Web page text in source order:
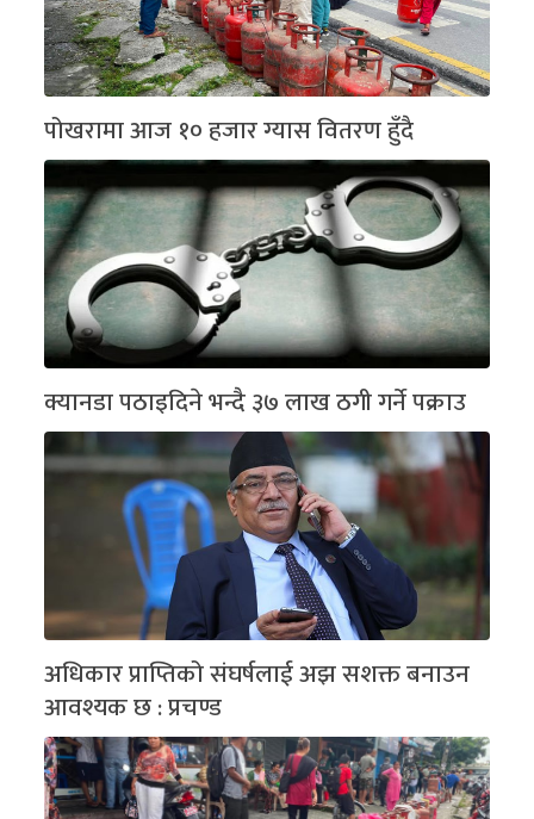
पोखरामा आज १० हजार ग्यास वितरण हुँदै
क्यानडा पठाइदिने भन्दै ३७ लाख ठगी गर्ने पक्राउ
अधिकार प्राप्तिको संघर्षलाई अझ सशक्त बनाउन
आवश्यक छ : प्रचण्ड